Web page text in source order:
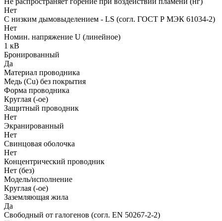
Нет
С низким дымовыделением - LS (согл. ГОСТ Р МЭК 61034-2)
Нет
Номин. напряжение U (линейное)
1 кВ
Бронированный
Да
Материал проводника
Медь (Cu) без покрытия
Форма проводника
Круглая (-ое)
Защитный проводник
Нет
Экранированный
Нет
Свинцовая оболочка
Нет
Концентрический проводник
Нет (без)
Модель/исполнение
Круглая (-ое)
Заземляющая жила
Да
Свободный от галогенов (согл. EN 50267-2-2)